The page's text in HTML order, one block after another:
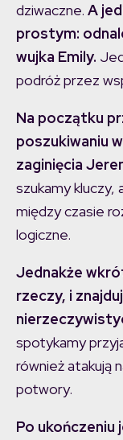
dziwaczne. A
prostym:
wujka Emily.
podróż przez
Na początku
poszukiwaniu
zaginięcia
szukamy
między czasie
logiczne.
Jednakże
rzeczy, i
spotykamy
również atakują
potwory.
Po ukończeniu